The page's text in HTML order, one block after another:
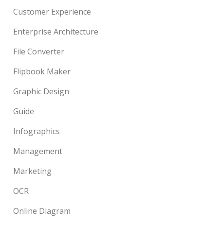
Customer Experience
Enterprise Architecture
File Converter
Flipbook Maker
Graphic Design
Guide
Infographics
Management
Marketing
OCR
Online Diagram